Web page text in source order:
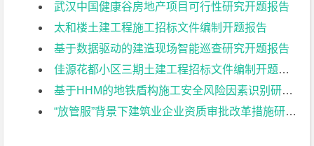
武汉中国健康谷房地产项目可行性研究开题报告
太和楼土建工程施工招标文件编制开题报告
基于数据驱动的建造现场智能巡查研究开题报告
佳源花都小区三期土建工程招标文件编制开题报告
基于HHM的地铁盾构施工安全风险因素识别研究开题报告
“放管服”背景下建筑业企业资质审批改革措施研究开题报告